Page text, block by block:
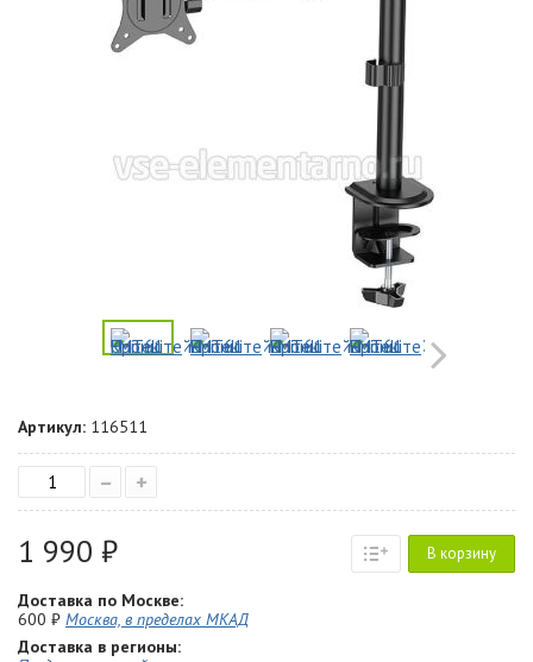
Артикул: 116511
– +
1 990 ₽ В корзину
Доставка по Москве:
600 ₽ Москва, в пределах МКАД
Доставка в регионы: